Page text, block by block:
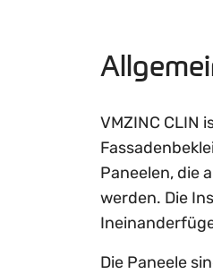
VMZINC CLIN
Paneelen, die
werden. Die
Die Paneele